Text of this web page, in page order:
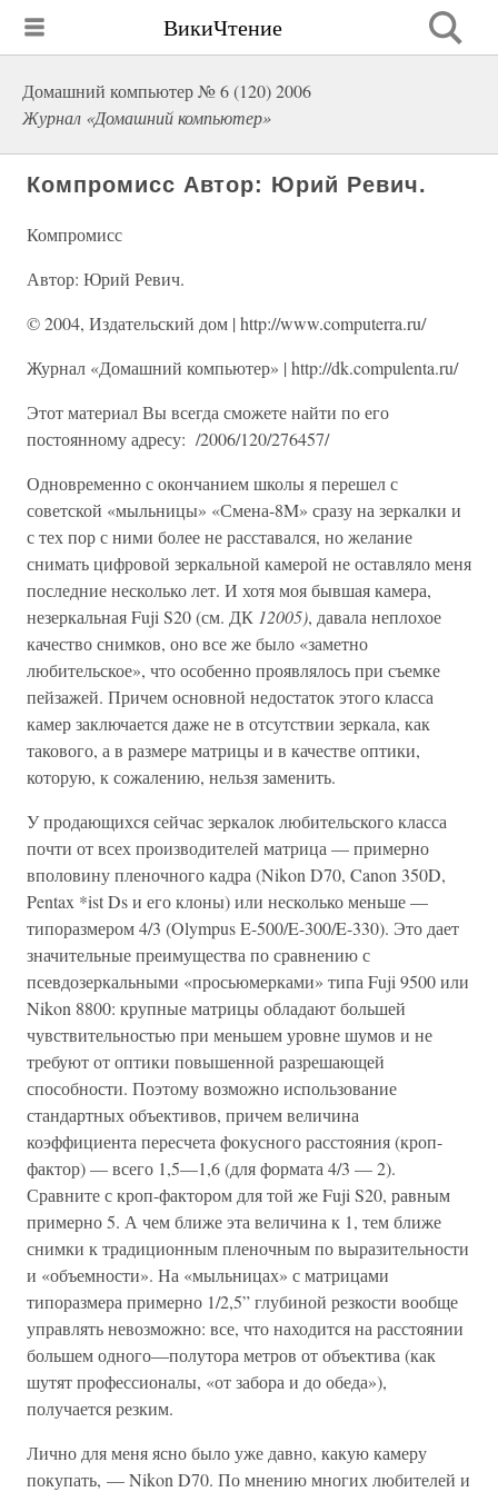
ВикиЧтение
Домашний компьютер № 6 (120) 2006
Журнал «Домашний компьютер»
Компромисс Автор: Юрий Ревич.
Компромисс
Автор: Юрий Ревич.
© 2004, Издательский дом | http://www.computerra.ru/
Журнал «Домашний компьютер» | http://dk.compulenta.ru/
Этот материал Вы всегда сможете найти по его
постоянному адресу: /2006/120/276457/
Одновременно с окончанием школы я перешел с
советской «мыльницы» «Смена-8M» сразу на зеркалки и
с тех пор с ними более не расставался, но желание
снимать цифровой зеркальной камерой не оставляло меня
последние несколько лет. И хотя моя бывшая камера,
незеркальная Fuji S20 (см. ДК 12005), давала неплохое
качество снимков, оно все же было «заметно
любительское», что особенно проявлялось при съемке
пейзажей. Причем основной недостаток этого класса
камер заключается даже не в отсутствии зеркала, как
такового, а в размере матрицы и в качестве оптики,
которую, к сожалению, нельзя заменить.
У продающихся сейчас зеркалок любительского класса
почти от всех производителей матрица — примерно
вполовину пленочного кадра (Nikon D70, Canon 350D,
Pentax *ist Ds и его клоны) или несколько меньше —
типоразмером 4/3 (Olympus E-500/E-300/E-330). Это дает
значительные преимущества по сравнению с
псевдозеркальными «просьюмерками» типа Fuji 9500 или
Nikon 8800: крупные матрицы обладают большей
чувствительностью при меньшем уровне шумов и не
требуют от оптики повышенной разрешающей
способности. Поэтому возможно использование
стандартных объективов, причем величина
коэффициента пересчета фокусного расстояния (кроп-
фактор) — всего 1,5—1,6 (для формата 4/3 — 2).
Сравните с кроп-фактором для той же Fuji S20, равным
примерно 5. А чем ближе эта величина к 1, тем ближе
снимки к традиционным пленочным по выразительности
и «объемности». На «мыльницах» с матрицами
типоразмера примерно 1/2,5” глубиной резкости вообще
управлять невозможно: все, что находится на расстоянии
большем одного—полутора метров от объектива (как
шутят профессионалы, «от забора и до обеда»),
получается резким.
Лично для меня ясно было уже давно, какую камеру
покупать, — Nikon D70. По мнению многих любителей и